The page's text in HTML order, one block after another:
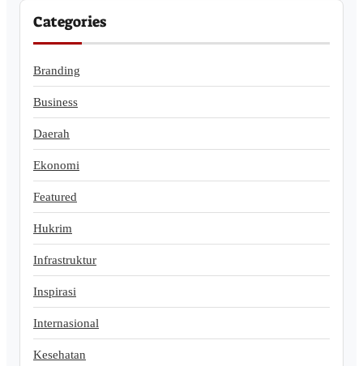
Categories
Branding
Business
Daerah
Ekonomi
Featured
Hukrim
Infrastruktur
Inspirasi
Internasional
Kesehatan